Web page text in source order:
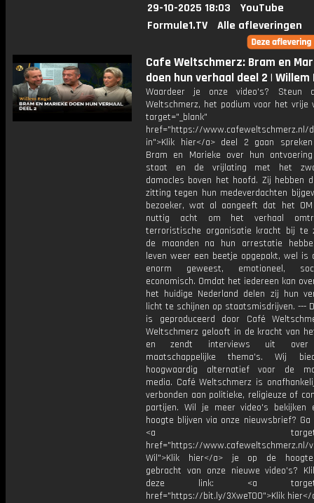
29-10-2025 18:03
YouTube
Formule1.TV
Alle afleveringen
Cafe Weltschmerz: Bram en
doen hun verhaal deel 2 | Willem
Waardeer je onze video's? Steun
Weltschmerz, het podium voor het vrije
target="_blank"
href="https://www.cafeweltschmerz.nl/
in">Klik hier</a> deel 2 gaan
Bram en Marieke over hun
staat en de vrijlating met het
damocles boven het hoofd. Zij hebben
zitting tegen hun medeverdachten
bezoeker, wat al aangeeft dat het
nuttig acht om het verhaal
terroristische organisatie kracht bij te
de maanden na hun arrestatie
leven weer een beetje opgepakt, wel is
enorm geweest, emotioneel,
economisch. Omdat het iedereen kan
het huidige Nederland delen zij hun
licht te schijnen op staatsmisdrijven. ---
is geproduceerd door Café
Weltschmerz gelooft in de kracht van
en zendt interviews uit over
maatschappelijke thema's. Wij
hoogwaardig alternatief voor de
media. Café Weltschmerz is
verbonden aan politieke, religieuze of
partijen. Wil je meer video's bekijken
hoogte blijven via onze nieuwsbrief? Ga
<a
href="https://www.cafeweltschmerz.nl/
Wil">Klik hier</a> je op de
gebracht van onze nieuwe video's?
deze link: <a
href="https://bit.ly/3XweTO0">Klik hier</